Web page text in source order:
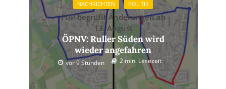
NACHRICHTEN POLITIK
FDP begrüßt Änderungen ab
13. August
ÖPNV: Ruller Süden wird
wieder angefahren
vor 9 Stunden 2 min. Lesezeit